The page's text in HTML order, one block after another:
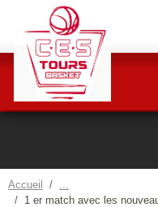
Accueil
1 er match avec les
Panneau de gestion des